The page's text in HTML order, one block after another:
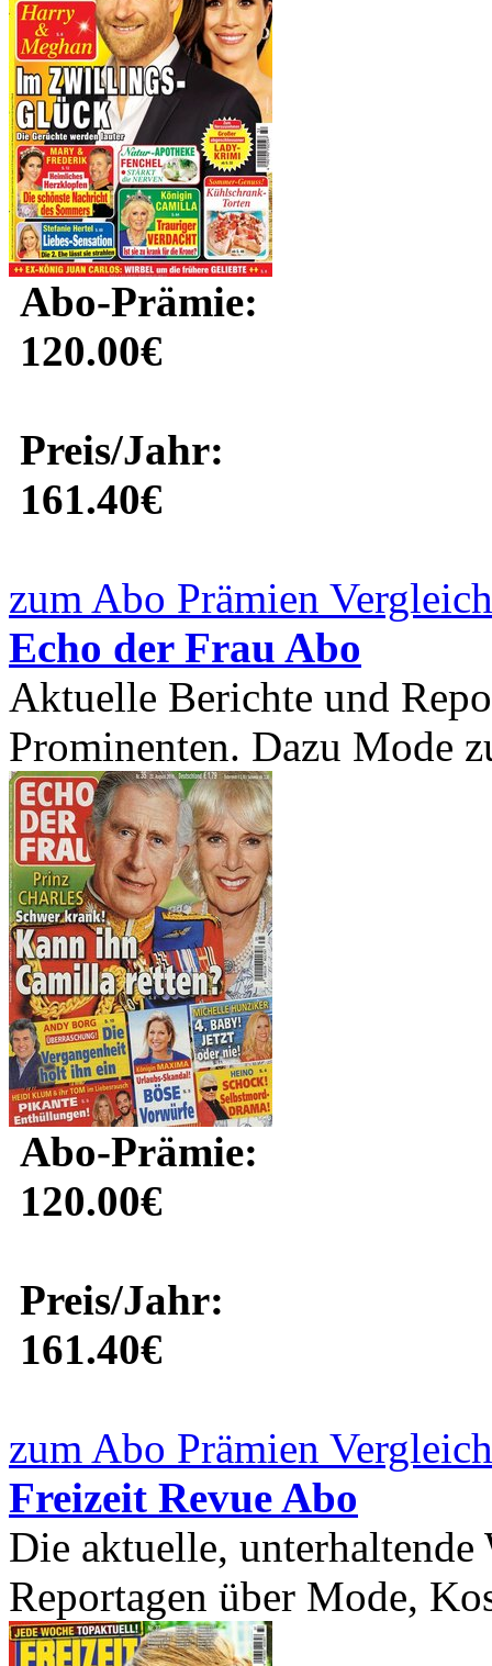
Abo-Prämie:
120.00€
Preis/Jahr:
161.40€
zum Abo Prämien
Echo der Frau Abo
Aktuelle Berichte und
Prominenten. Dazu Mode
Abo-Prämie:
120.00€
Preis/Jahr:
161.40€
zum Abo Prämien
Freizeit Revue Abo
Die aktuelle,
Reportagen über Mode,